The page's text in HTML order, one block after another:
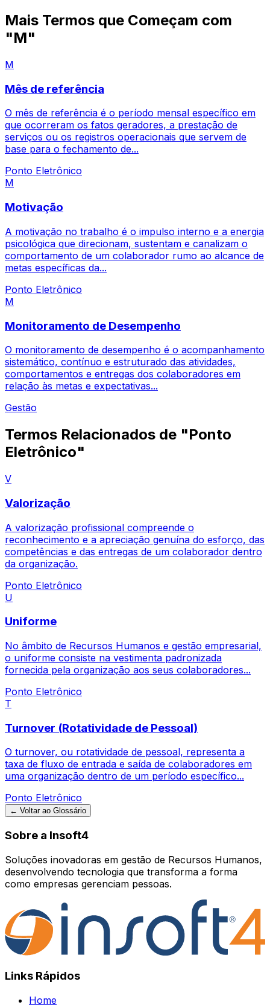
Mais Termos que Começam com
"M"
M
Mês de referência
O mês de referência é o período mensal específico em
que ocorreram os fatos geradores, a prestação de
serviços ou os registros operacionais que servem de
base para o fechamento de...
Ponto Eletrônico
M
Motivação
A motivação no trabalho é o impulso interno e a energia
psicológica que direcionam, sustentam e canalizam o
comportamento de um colaborador rumo ao alcance de
metas específicas da...
Ponto Eletrônico
M
Monitoramento de Desempenho
O monitoramento de desempenho é o acompanhamento
sistemático, contínuo e estruturado das atividades,
comportamentos e entregas dos colaboradores em
relação às metas e expectativas...
Gestão
Termos Relacionados de "Ponto
Eletrônico"
V
Valorização
A valorização profissional compreende o
reconhecimento e a apreciação genuína do esforço, das
competências e das entregas de um colaborador dentro
da organização.
Ponto Eletrônico
U
Uniforme
No âmbito de Recursos Humanos e gestão empresarial,
o uniforme consiste na vestimenta padronizada
fornecida pela organização aos seus colaboradores...
Ponto Eletrônico
T
Turnover (Rotatividade de Pessoal)
O turnover, ou rotatividade de pessoal, representa a
taxa de fluxo de entrada e saída de colaboradores em
uma organização dentro de um período específico...
Ponto Eletrônico
← Voltar ao Glossário
Sobre a Insoft4
Soluções inovadoras em gestão de Recursos Humanos,
desenvolvendo tecnologia que transforma a forma
como empresas gerenciam pessoas.
Links Rápidos
Home